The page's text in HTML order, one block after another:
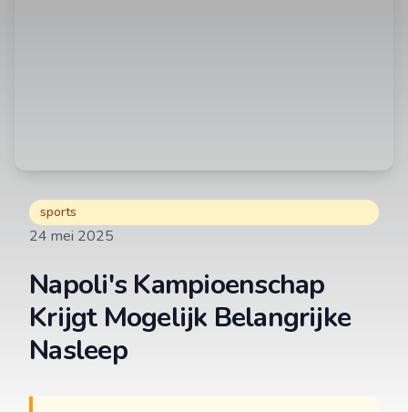
sports
24 mei 2025
Napoli's Kampioenschap
Krijgt Mogelijk Belangrijke
Nasleep